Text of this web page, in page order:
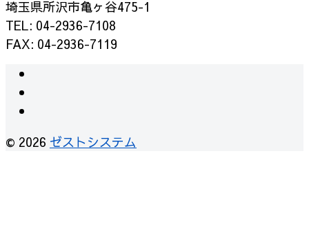
埼玉県所沢市亀ヶ谷475-1
TEL: 04-2936-7108
FAX: 04-2936-7119
© 2026 ゼストシステム